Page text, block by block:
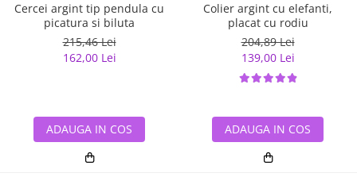
Cercei argint tip pendula cu
picatura si biluta
215,46 Lei
162,00 Lei
ADAUGA IN COS
Colier argint cu elefanti,
placat cu rodiu
204,89 Lei
139,00 Lei
ADAUGA IN COS